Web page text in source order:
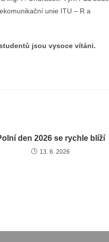
unie ITU – R a
jsou vysoce vítáni.
den 2026 se rychle blíží
13. 6. 2026